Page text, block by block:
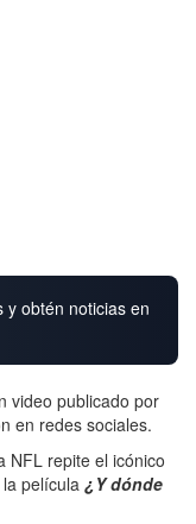
y obtén noticias en
video publicado por
en redes sociales.
NFL repite el icónico
película ¿Y dónde